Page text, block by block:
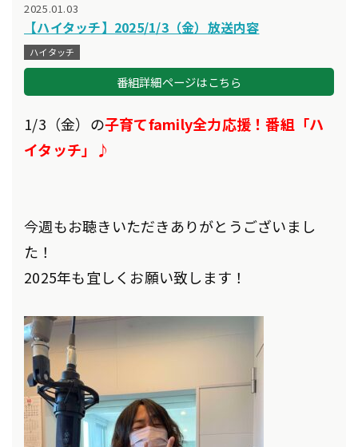
2025.01.03
【ハイタッチ】2025/1/3（金）放送内容
ハイタッチ
番組詳細ページはこちら
1/3（金）の子育てfamily全力応援！番組「ハ
イタッチ」♪
今週もお聴きいただきありがとうございまし
た！
2025年も宜しくお願い致します！